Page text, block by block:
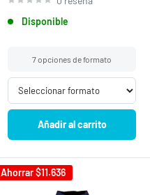
Disponible
7 opciones de formato
Añadir al carrito
Ahorrar$11.636